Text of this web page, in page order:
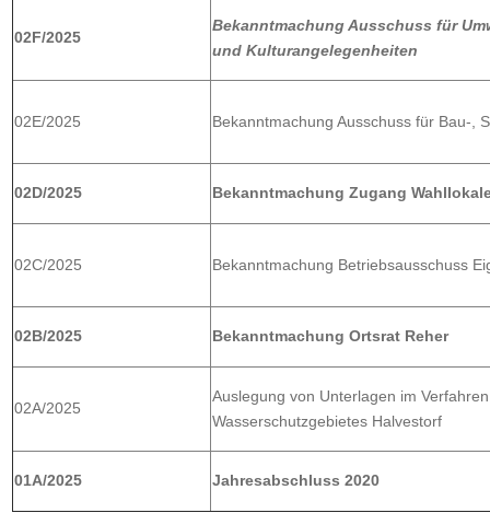
02F/2025
Bekanntmachung Ausschuss für
und Kulturangelegenheiten
02E/2025 Bekanntmachung Ausschuss für Bau-,
02D/2025 Bekanntmachung Zugang
02C/2025 Bekanntmachung Betriebsausschuss
02B/2025 Bekanntmachung Ortsrat Reher
02A/2025
Auslegung von Unterlagen im
Wasserschutzgebietes Halvestorf
01A/2025 Jahresabschluss 2020